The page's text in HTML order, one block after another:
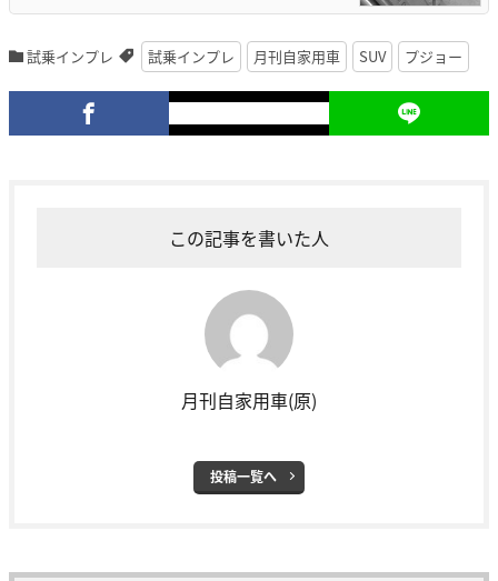
試乗インプレ 試乗インプレ 月刊自家用車 SUV プジョー
この記事を書いた人
月刊自家用車(原)
投稿一覧へ